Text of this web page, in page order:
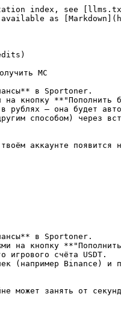
index, see
as
MC
в Sportoner.
на кнопку
— она будет
способом) через
аккаунте появится
в Sportoner.
на кнопку
счёта USDT.
(например Binance) и
может занять от